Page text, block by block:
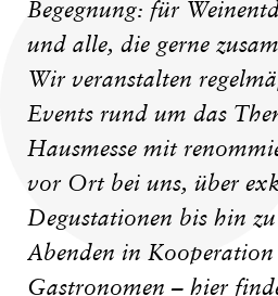
Begegnung: für
und alle, die gerne
Wir veranstalten
Events rund um das
Hausmesse mit
vor Ort bei uns, über
Degustationen bis hin
Abenden in
Gastronomen – hier